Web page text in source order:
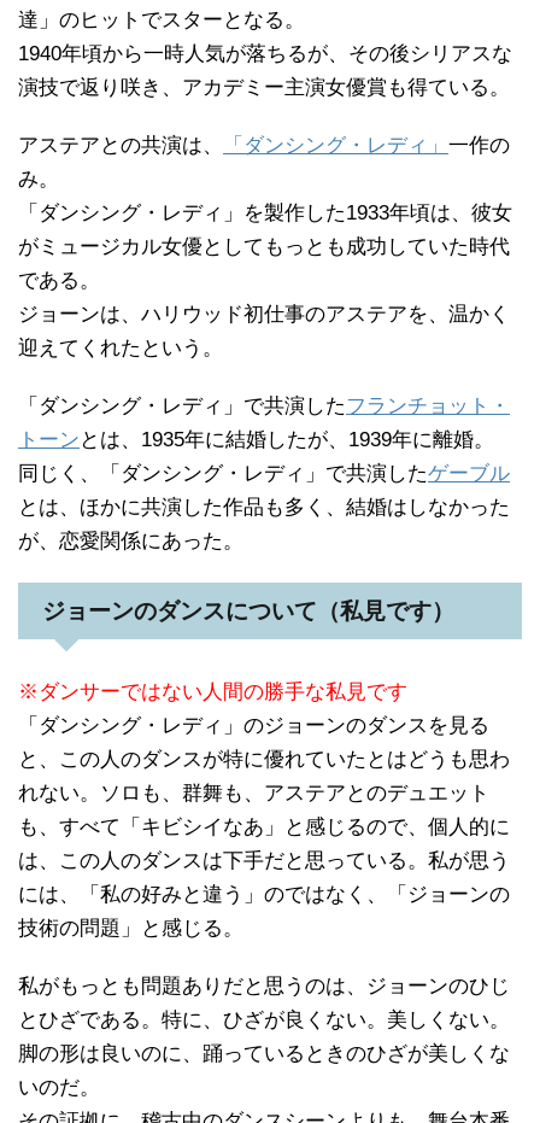
達」のヒットでスターとなる。
1940年頃から一時人気が落ちるが、その後シリアスな
演技で返り咲き、アカデミー主演女優賞も得ている。
アステアとの共演は、 「ダンシング・レディ」 一作の
み。
「ダンシング・レディ」を製作した1933年頃は、彼女
がミュージカル女優としてもっとも成功していた時代
である。
ジョーンは、ハリウッド初仕事のアステアを、温かく
迎えてくれたという。
「ダンシング・レディ」で共演したフランチョット・
トーン とは、1935年に結婚したが、1939年に離婚。
同じく、「ダンシング・レディ」で共演したゲーブル
とは、ほかに共演した作品も多く、結婚はしなかった
が、恋愛関係にあった。
ジョーンのダンスについて（私見です）
※ダンサーではない人間の勝手な私見です
「ダンシング・レディ」のジョーンのダンスを見る
と、この人のダンスが特に優れていたとはどうも思わ
れない。ソロも、群舞も、アステアとのデュエット
も、すべて「キビシイなあ」と感じるので、個人的に
は、この人のダンスは下手だと思っている。私が思う
には、「私の好みと違う」のではなく、「ジョーンの
技術の問題」と感じる。
私がもっとも問題ありだと思うのは、ジョーンのひじ
とひざである。特に、ひざが良くない。美しくない。
脚の形は良いのに、踊っているときのひざが美しくな
いのだ。